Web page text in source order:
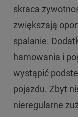
skraca
zwiększają
spalanie.
hamowania i
wystąpić
pojazdu. Zbyt
nieregularne